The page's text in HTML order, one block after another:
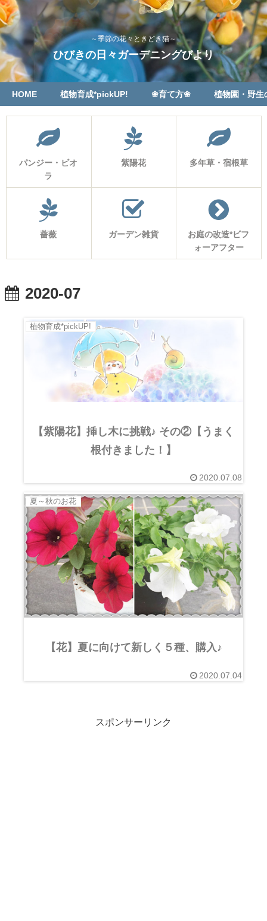
～季節の花々ときどき猫～
ひびきの日々ガーデニングびより
HOME 植物育成*pickUP! ❀育て方❀ 植物園・野生
パンジー・ビオ
ラ
紫陽花 多年草・宿根草
薔薇 ガーデン雑貨
お庭の改造*ビフ
ォーアフター
2020-07
植物育成*pickUP!
【紫陽花】挿し木に挑戦♪ その②【うまく
根付きました！】
2020.07.08
夏～秋のお花
【花】夏に向けて新しく５種、購入♪
2020.07.04
スポンサーリンク